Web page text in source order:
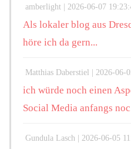
amberlight | 2026-06-07
Als lokaler blog aus
höre ich da gern...
Matthias Daberstiel | 2026-06-
ich würde noch einen
Social Media anfangs
Gundula Lasch | 2026-06-05